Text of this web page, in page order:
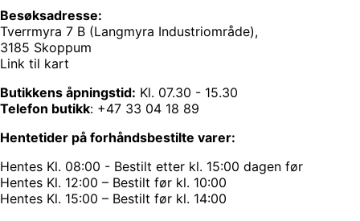
Besøksadresse:
Tverrmyra 7 B (Langmyra Industriområde),
3185 Skoppum
Link til kart
Butikkens åpningstid: Kl. 07.30 - 15.30
Telefon butikk: +47 33 04 18 89
Hentetider på forhåndsbestilte varer:
Hentes Kl. 08:00 - Bestilt etter kl. 15:00 dagen før
Hentes Kl. 12:00 – Bestilt før kl. 10:00
Hentes Kl. 15:00 – Bestilt før kl. 14:00